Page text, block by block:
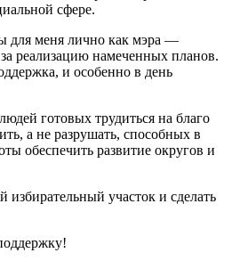
сфере.
для меня лично как мэра —
за реализацию намеченных планов.
и особенно в день
готовых трудиться на благо
а не разрушать, способных в
обеспечить развитие округов и
участок и сделать